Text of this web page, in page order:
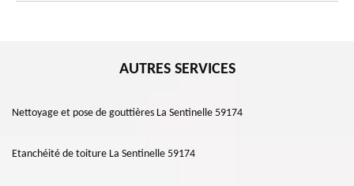
AUTRES SERVICES
Nettoyage et pose de gouttières La Sentinelle 59174
Etanchéité de toiture La Sentinelle 59174